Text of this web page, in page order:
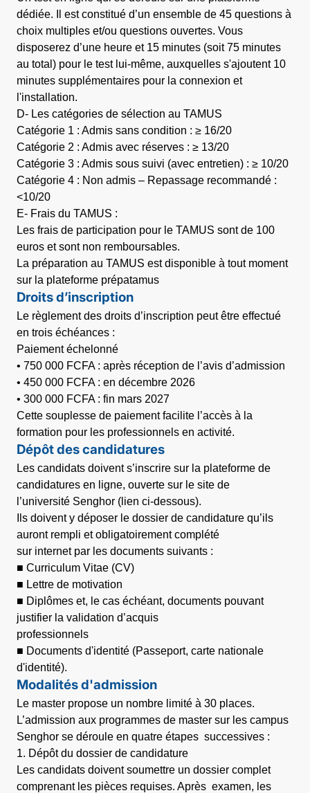
dédiée. Il est constitué d’un ensemble de 45 questions à
choix multiples et/ou questions ouvertes. Vous
disposerez d’une heure et 15 minutes (soit 75 minutes
au total) pour le test lui-même, auxquelles s'ajoutent 10
minutes supplémentaires pour la connexion et
l'installation.
D- Les catégories de sélection au TAMUS
Catégorie 1 : Admis sans condition : ≥ 16/20
Catégorie 2 : Admis avec réserves : ≥ 13/20
Catégorie 3 : Admis sous suivi (avec entretien) : ≥ 10/20
Catégorie 4 : Non admis – Repassage recommandé :
<10/20
E- Frais du TAMUS :
Les frais de participation pour le TAMUS sont de 100
euros et sont non remboursables.
La préparation au TAMUS est disponible à tout moment
sur la plateforme prépatamus
Droits d’inscription
Le règlement des droits d’inscription peut être effectué
en trois échéances :
Paiement échelonné
• 750 000 FCFA : après réception de l’avis d’admission
• 450 000 FCFA : en décembre 2026
• 300 000 FCFA : fin mars 2027
Cette souplesse de paiement facilite l’accès à la
formation pour les professionnels en activité.
Dépôt des candidatures
Les candidats doivent s’inscrire sur la plateforme de
candidatures en ligne, ouverte sur le site de
l’université Senghor (lien ci-dessous).
Ils doivent y déposer le dossier de candidature qu’ils
auront rempli et obligatoirement complété
sur internet par les documents suivants :
■ Curriculum Vitae (CV)
■ Lettre de motivation
■ Diplômes et, le cas échéant, documents pouvant
justifier la validation d’acquis
professionnels
■ Documents d'identité (Passeport, carte nationale
d'identité).
Modalités d'admission
Le master propose un nombre limité à 30 places.
L’admission aux programmes de master sur les campus
Senghor se déroule en quatre étapes successives :
1. Dépôt du dossier de candidature
Les candidats doivent soumettre un dossier complet
comprenant les pièces requises. Après examen, les